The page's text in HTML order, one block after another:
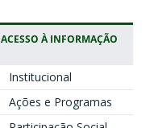
ACESSO À INFORMAÇÃO
Institucional
Ações e Programas